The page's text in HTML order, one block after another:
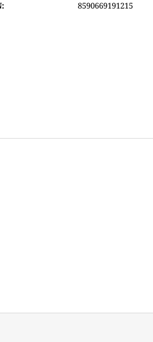
: 8590669191215